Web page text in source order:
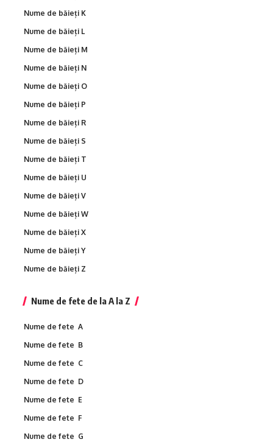
Nume de băieți K
Nume de băieți L
Nume de băieți M
Nume de băieți N
Nume de băieți O
Nume de băieți P
Nume de băieți R
Nume de băieți S
Nume de băieți T
Nume de băieți U
Nume de băieți V
Nume de băieți W
Nume de băieți X
Nume de băieți Y
Nume de băieți Z
Nume de fete de la A la Z
Nume de fete A
Nume de fete B
Nume de fete C
Nume de fete D
Nume de fete E
Nume de fete F
Nume de fete G